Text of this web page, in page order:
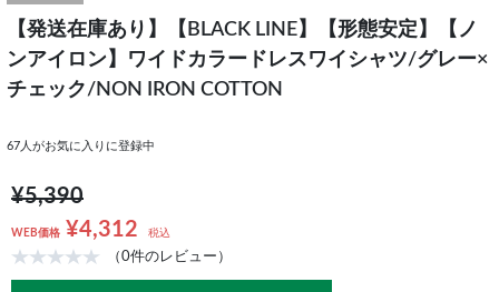
【発送在庫あり】【BLACK LINE】【形態安定】【ノ
ンアイロン】ワイドカラードレスワイシャツ/グレー×
チェック/NON IRON COTTON
67 人がお気に入りに登録中
¥5,390
WEB価格 ¥4,312 税込
（0件のレビュー）